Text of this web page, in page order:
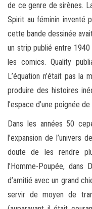
de ce genre de sirènes.
Spirit au féminin inventé
cette bande dessinée
un strip publié entre
les comics. Quality
L’équation n’était pas la
produire des histoires
l’espace d’une poignée
Dans les années 50
l’expansion de l’univers
doute de les rendre
l’Homme-Poupée,
d’amitié avec un grand
servir de moyen de